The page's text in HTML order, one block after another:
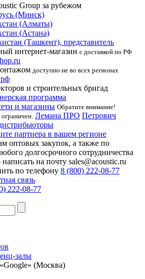
Group за рубежом
(Минск)
(Алматы)
(Астана)
(Ташкент), представитель
интернет-магазин с доставкой по РФ
доступно не во всех регионах
и строительных бригад
программа
и магазины Обратите внимание!
Лемана ПРО Петрович
партнера в вашем регионе
оптовых закупок, а также по
долгосрочного сотрудничества
на почту sales@acoustic.ru
по телефону 8 (800) 222-08-77
связь
222-08-77
залы
(Москва)